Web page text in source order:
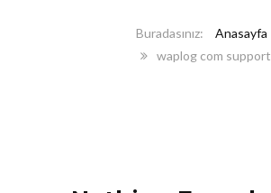
Anasayfa
waplog com support